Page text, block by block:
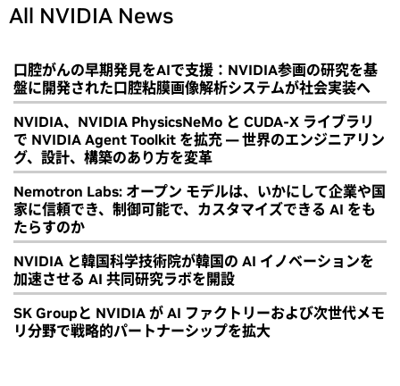
All NVIDIA News
口腔がんの早期発見をAIで支援：NVIDIA参画の研究を基
盤に開発された口腔粘膜画像解析システムが社会実装へ
NVIDIA、NVIDIA PhysicsNeMo と CUDA-X ライブラリ
で NVIDIA Agent Toolkit を拡充 ― 世界のエンジニアリン
グ、設計、構築のあり方を変革
Nemotron Labs: オープン モデルは、いかにして企業や国
家に信頼でき、制御可能で、カスタマイズできる AI をも
たらすのか
NVIDIA と韓国科学技術院が韓国の AI イノベーションを
加速させる AI 共同研究ラボを開設
SK Groupと NVIDIA が AI ファクトリーおよび次世代メモ
リ分野で戦略的パートナーシップを拡大